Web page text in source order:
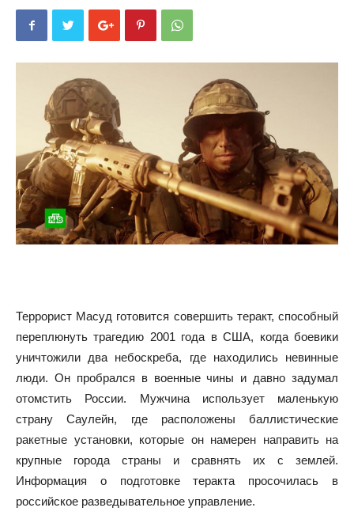
Террорист Масуд готовится совершить теракт, способный
переплюнуть трагедию 2001 года в США, когда боевики
уничтожили два небоскреба, где находились невинные
люди. Он пробрался в военные чины и давно задумал
отомстить России. Мужчина использует маленькую
страну Саулейн, где расположены баллистические
ракетные установки, которые он намерен направить на
крупные города страны и сравнять их с землей.
Информация о подготовке теракта просочилась в
российское разведывательное управление.